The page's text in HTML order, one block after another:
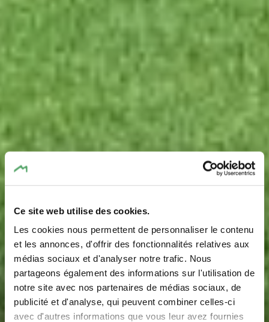
Ce site web utilise des cookies.
Les cookies nous permettent de personnaliser le contenu
et les annonces, d'offrir des fonctionnalités relatives aux
médias sociaux et d'analyser notre trafic. Nous
partageons également des informations sur l'utilisation de
notre site avec nos partenaires de médias sociaux, de
publicité et d'analyse, qui peuvent combiner celles-ci
avec d'autres informations que vous leur avez fournies
Mullerthal Touring